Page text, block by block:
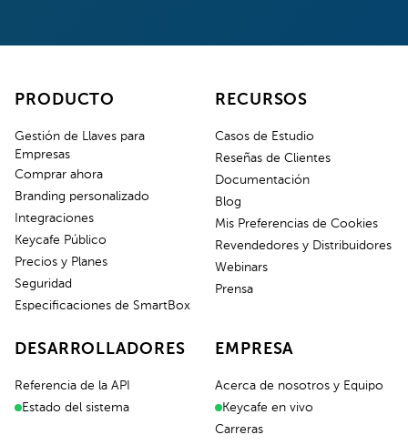
PRODUCTO
Gestión de Llaves para
Empresas
Comprar ahora
Branding personalizado
Integraciones
Keycafe Público
Precios y Planes
Seguridad
Especificaciones de SmartBox
RECURSOS
Casos de Estudio
Reseñas de Clientes
Documentación
Blog
Mis Preferencias de Cookies
Revendedores y Distribuidores
Webinars
Prensa
DESARROLLADORES
Referencia de la API
Estado del sistema
EMPRESA
Acerca de nosotros y Equipo
Keycafe en vivo
Carreras